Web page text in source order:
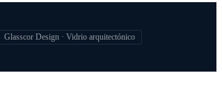
Glasscor Design · Vidrio arquitectónico